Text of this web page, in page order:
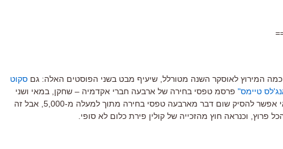
כמה המירוץ לאוסקר השנה מטורלל, שיעיף מבט בשני הפוסטים האלה: גם סקוט
טיימס" פרסמ טפסי בחירה של ארבעה חברי אקדמיה – שחקן, במאי ושני
תסריטאים. אמנם אי אפשר להסיק שום דבר מארבעה טפסי בחירה מתוך למעלה מ-5,000, אבל זה
פרוץ, וכנראה חוץ מהזכייה של קולין פירת כלום לא סופי.